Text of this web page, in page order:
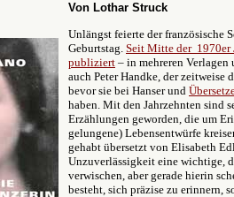
Von Lothar Struck
Unlängst feierte der französische
Geburtstag. Seit Mitte der 1970er
publiziert – in mehreren Verlagen
auch Peter Handke, der zeitweise
bevor sie bei Hanser und
haben. Mit den Jahrzehnten sind
Erzählungen geworden, die um
gelungene) Lebensentwürfe
gehabt übersetzt von Elisabeth
Unzuverlässigkeit eine wichtige,
verwischen, aber gerade hierin
besteht, sich präzise zu erinnern,